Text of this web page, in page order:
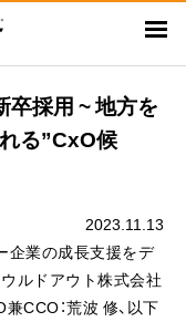
採用 ~ 地方を
る”CxO候
2023.11.13
企業の成長支援をデ
ルドアウト株式会社
CCO：荒波 修、以下